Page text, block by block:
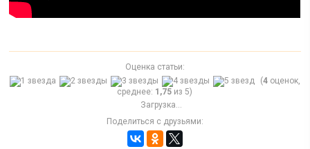
Оценка статьи:
(4оценок,
среднее: 1,75 из 5)
Загрузка...
Поделиться с друзьями: